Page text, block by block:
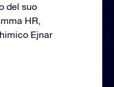
del suo
HR,
Ejnar